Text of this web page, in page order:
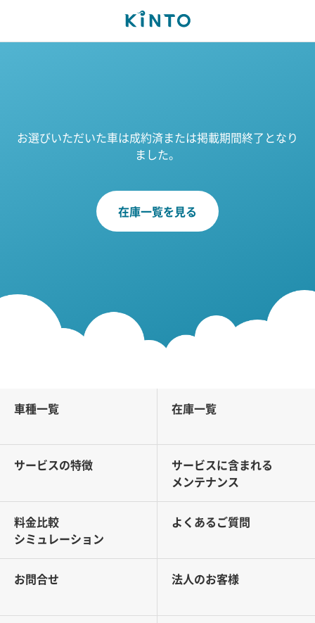
お選びいただいた車は成約済または掲載期間終了となり
ました。
在庫一覧を見る
車種一覧 在庫一覧
サービスの特徴
サービスに含まれる
メンテナンス
料金比較
シミュレーション
よくあるご質問
お問合せ 法人のお客様